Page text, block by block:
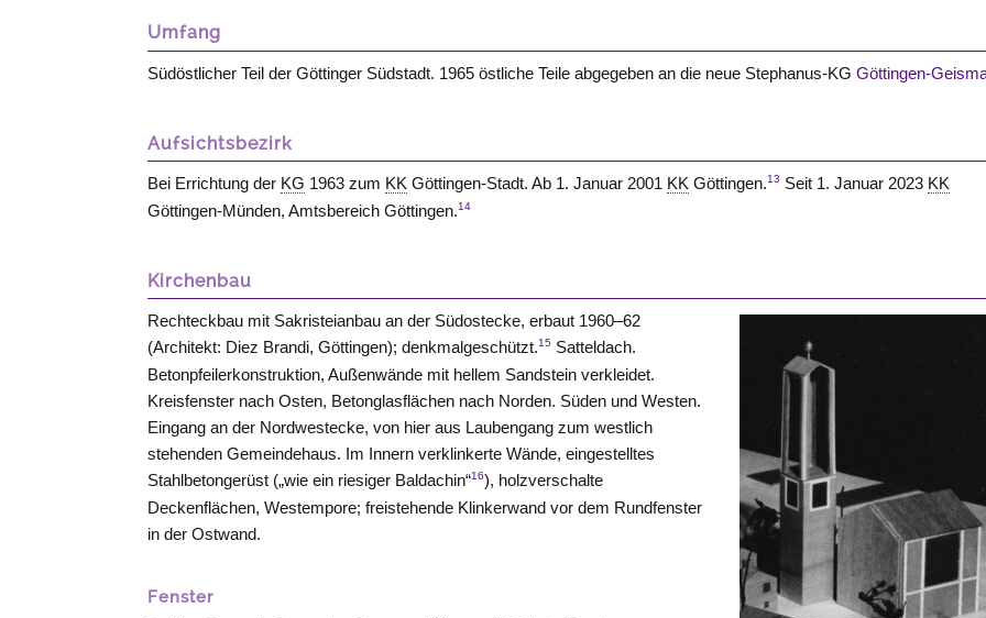
Umfang
Südöstlicher Teil der Göttinger Südstadt. 1965 östliche Teile abgegeben an die neue Stephanus-KGGöttingen-
Aufsichtsbezirk
Bei Errichtung der KG 1963 zum KK Göttingen-Stadt. Ab 1. Januar 2001 KK Göttingen.13 Seit 1. Januar 2023 KK
Göttingen-Münden, Amtsbereich Göttingen.14
Kirchenbau
Rechteckbau mit Sakristeianbau an der Südostecke, erbaut 1960–62
(Architekt: Diez Brandi, Göttingen); denkmalgeschützt.15 Satteldach.
Betonpfeilerkonstruktion, Außenwände mit hellem Sandstein verkleidet.
Kreisfenster nach Osten, Betonglasflächen nach Norden. Süden undWesten.
Eingang an der Nordwestecke, von hier aus Laubengang zum westlich
stehenden Gemeindehaus. Im Innern verklinkerte Wände, eingestelltes
Stahlbetongerüst („wie ein riesiger Baldachin“16), holzverschalte
Deckenflächen, Westempore; freistehende Klinkerwand vor dem Rundfenster
in der Ostwand.
Fenster